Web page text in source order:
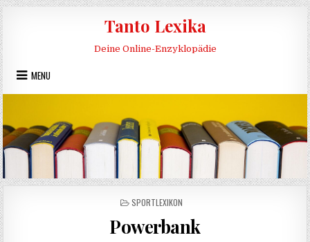
Skip to content
Tanto Lexika
Deine Online-Enzyklopädie
MENU
POSTED IN
SPORTLEXIKON
Powerbank